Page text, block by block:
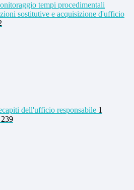
tempi procedimentali
sostitutive e acquisizione d'ufficio
dell'ufficio responsabile 1
239